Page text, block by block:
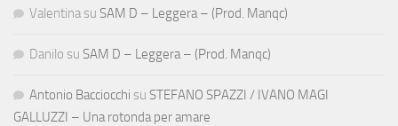
Valentina su SAM D – Leggera – (Prod. Manqc)
Danilo su SAM D – Leggera – (Prod. Manqc)
Antonio Bacciocchi su STEFANO SPAZZI / IVANO MAGI
GALLUZZI – Una rotonda per amare